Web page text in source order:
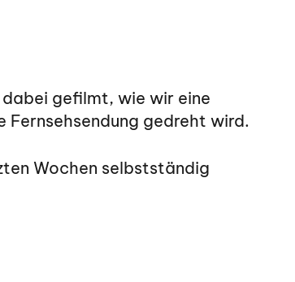
gefilmt, wie wir eine
gedreht wird.
Wochen selbstständig